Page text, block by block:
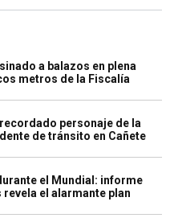
a balazos en plena
metros de la Fiscalía
personaje de la
de tránsito en Cañete
el Mundial: informe
el alarmante plan